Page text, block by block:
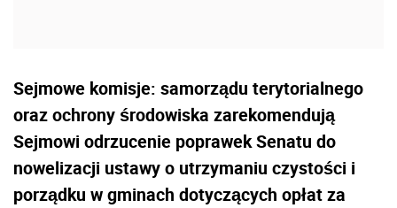
Sejmowe komisje: samorządu terytorialnego
oraz ochrony środowiska zarekomendują
Sejmowi odrzucenie poprawek Senatu do
nowelizacji ustawy o utrzymaniu czystości i
porządku w gminach dotyczących opłat za